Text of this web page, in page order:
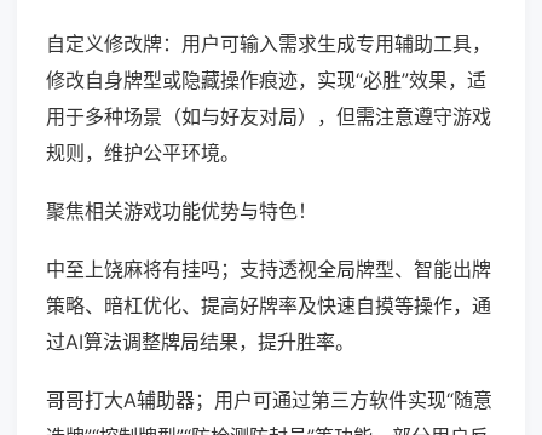
自定义修改牌：用户可输入需求生成专用辅助工具，
修改自身牌型或隐藏操作痕迹，实现“必胜”效果，适
用于多种场景（如与好友对局），但需注意遵守游戏
规则，维护公平环境。
聚焦相关游戏功能优势与特色！
中至上饶麻将有挂吗；支持透视全局牌型、智能出牌
策略、暗杠优化、提高好牌率及快速自摸等操作，通
过AI算法调整牌局结果，提升胜率。
哥哥打大A辅助器；用户可通过第三方软件实现“随意